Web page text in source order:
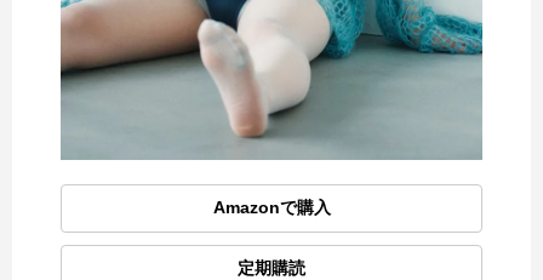
Amazonで購入
定期購読